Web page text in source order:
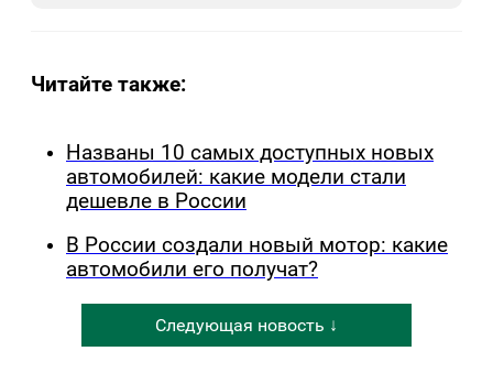
Читайте также:
Названы 10 самых доступных новых
автомобилей: какие модели стали
дешевле в России
В России создали новый мотор: какие
автомобили его получат?
Следующая новость ↓